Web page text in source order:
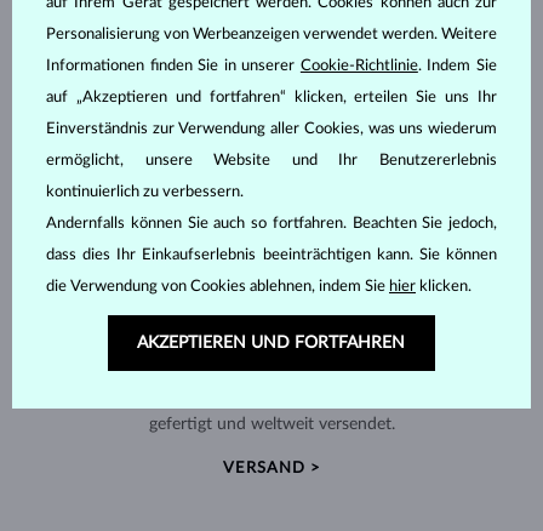
HANDGEFERTIGT IN PRAG
gefertigt und weltweit versendet.
VERSAND >
Personalisierung von Werbeanzeigen verwendet werden. Weitere
Informationen finden Sie in unserer Cookie-Richtlinie. Indem Sie
auf „Akzeptieren und fortfahren“ klicken, erteilen Sie uns Ihr
Einverständnis zur Verwendung aller Cookies, was uns wiederum
ermöglicht, unsere Website und Ihr Benutzererlebnis
kontinuierlich zu verbessern.
Andernfalls können Sie auch so fortfahren. Beachten Sie jedoch,
dass dies Ihr Einkaufserlebnis beeinträchtigen kann. Sie können
die Verwendung von Cookies ablehnen, indem Sie hier klicken.
AKZEPTIEREN UND FORTFAHREN